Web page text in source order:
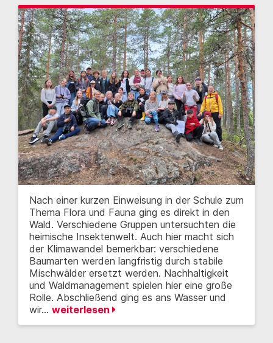
Nach einer kurzen Einweisung in der Schule zum
Thema Flora und Fauna ging es direkt in den
Wald. Verschiedene Gruppen untersuchten die
heimische Insektenwelt. Auch hier macht sich
der Klimawandel bemerkbar: verschiedene
Baumarten werden langfristig durch stabile
Mischwälder ersetzt werden. Nachhaltigkeit
und Waldmanagement spielen hier eine große
Rolle. Abschließend ging es ans Wasser und
wir… weiterlesen